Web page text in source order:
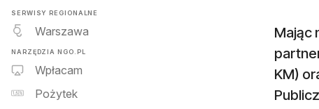
SERWISY REGIONALNE
Warszawa
NARZĘDZIA NGO.PL
Wpłacam
Pożytek
Mając
KM)